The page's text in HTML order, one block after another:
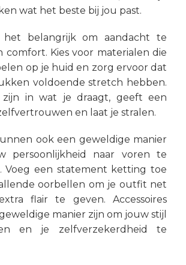
wat het beste bij jou past.
het belangrijk om aandacht te
comfort. Kies voor materialen die
op je huid en zorg ervoor dat
voldoende stretch hebben.
zijn in wat je draagt, geeft een
en laat je stralen.
ook een geweldige manier
persoonlijkheid naar voren te
Voeg een statement ketting toe
oorbellen om je outfit net
flair te geven. Accessoires
manier zijn om jouw stijl
en je zelfverzekerdheid te